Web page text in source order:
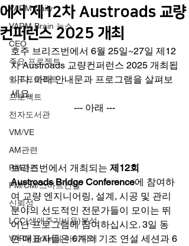
VARM Daily
VARM Brain 뉴스
CEO
주요 프로젝트
연구프로젝트
프로젝트
전자도서관
VM/VE
AM관련
RM관련
PM/CM/스마트건설
신뢰성
LCC(생애주기비용)분석
VARM Brain의 아이디어
에서 제12차 Austroads 교량
컨퍼런스 2025 개최
호주 브리즈번에서 6월 25일~27일 제12
차 Austroads 교량컨퍼런스 2025 개최됩
니다. 아래 안내문과 프로그램을 살펴보
세요.
--- 아래 ---
브리즈번에서 개최되는 제12회
Austroads Bridge Conference에 참여하
여 교량 엔지니어링, 설계, 시공 및 관리
분야의 선도적인 전문가들이 모이는 뛰
어난 프로그램에 참여하십시오. 3일 동
안 대표자들은 6개의 기조 연설 세션과 6